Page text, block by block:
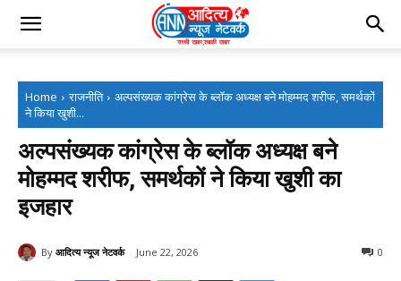
Home राजनीति
अल्पसंख्यक कांग्रेस के ब्लॉक अध्यक्ष बने मोहम्मद शरीफ, समर्थकों
ने किया खुशी...
अल्पसंख्यक कांग्रेस के ब्लॉक अध्यक्ष बने
मोहम्मद शरीफ, समर्थकों ने किया खुशी का
इजहार
By आदित्य न्यूज नेटवर्क June 22, 2026 0